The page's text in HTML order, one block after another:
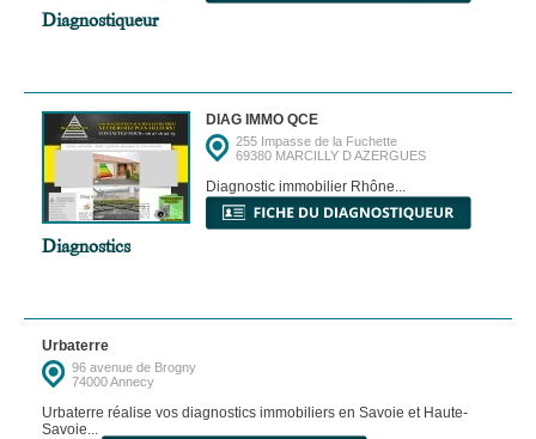
Diagnostiqueur
DIAG IMMO QCE
255 Impasse de la Fuchette
69380 MARCILLY D AZERGUES
Diagnostic immobilier Rhône...
Diagnostics
Urbaterre
96 avenue de Brogny
74000 Annecy
Urbaterre réalise vos diagnostics immobiliers en Savoie et Haute-
Savoie...